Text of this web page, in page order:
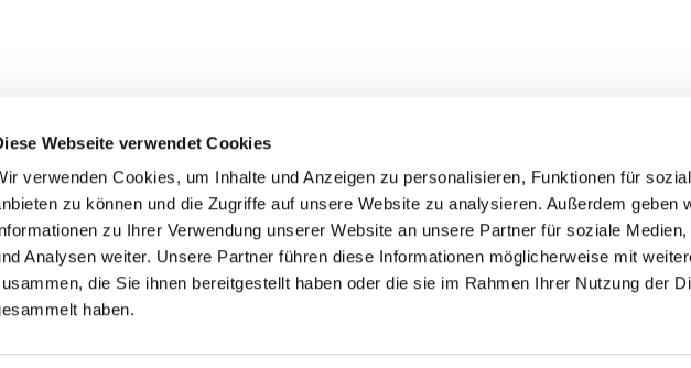
Webseite verwendet Cookies
verwenden Cookies, um Inhalte und Anzeigen zu personalisieren, Funktionen für
zu können und die Zugriffe auf unsere Website zu analysieren. Außerdem geben
zu Ihrer Verwendung unserer Website an unsere Partner für soziale Medien,
Analysen weiter. Unsere Partner führen diese Informationen möglicherweise mit
die Sie ihnen bereitgestellt haben oder die sie im Rahmen Ihrer Nutzung der
haben.
Veranstaltungen in der
Pfarrei
Kontakte
Ansprechpersonen zum Schutz vor
sexualisierter Gewalt